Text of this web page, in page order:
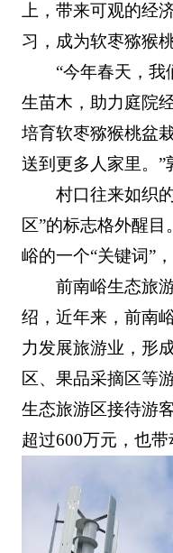
上，带来可观的经
习，成为软枣猕猴
“今年春天，我
生苗木，助力庭院
培育软枣猕猴桃盆
送到更多人家里。”
村口往来如织
区”的标志格外醒
峪的一个“关键词”
前南峪生态旅
绍，近年来，前南
力发展旅游业，形
区、果品采摘区等
生态旅游区接待游
超过600万元，也带